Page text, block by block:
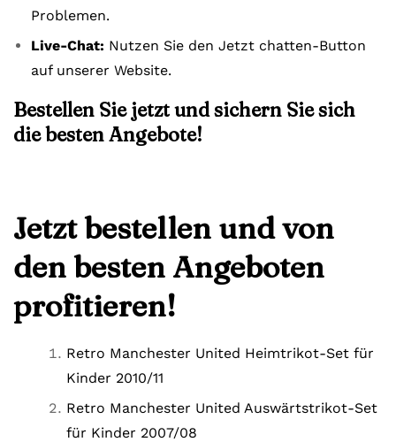
Problemen.
Live-Chat: Nutzen Sie den Jetzt chatten-Button
auf unserer Website.
Bestellen Sie jetzt und sichern Sie sich
die besten Angebote!
Jetzt bestellen und von
den besten Angeboten
profitieren!
Retro Manchester United Heimtrikot-Set für
Kinder 2010/11
Retro Manchester United Auswärtstrikot-Set
für Kinder 2007/08